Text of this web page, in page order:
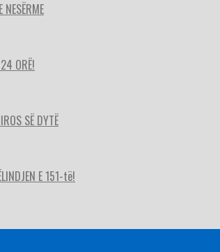
ORË!
SË DYTË
E 151-të!